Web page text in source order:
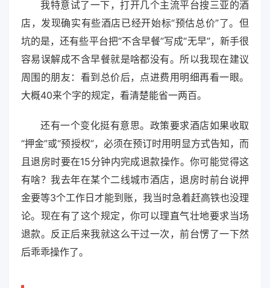
我特意试了一下，打开几个主流平台搜三亚的酒
店，发现确实有些酒店已经开始标“预估总价”了。但
坑的是，还有些平台把“不含早餐”写成“无早”，新手很
容易误解成不含早餐就是啥都没有。所以我现在建议
周围的朋友：看到总价后，点进费用明细再看一眼。
大概40来个字的规定，看清楚能省一两百。
还有一个变化挺有意思。政策要求酒店如果收取
“押金”或“预授权”，必须在预订时用明显方式告知，而
且退房时要在15分钟内完成退款操作。你可能觉得这
有啥？我去年在某个二线城市酒店，退房时前台说押
金要等3个工作日才能到账，我当时急着赶高铁也没理
论。现在有了这个规定，你可以理直气壮地要求当场
退款。反正后来我就这么干过一次，前台愣了一下然
后乖乖操作了。